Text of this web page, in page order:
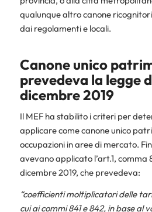
qualunque altro canone
dai regolamenti e locali.
Canone unico
prevedeva la legge
dicembre 2019
Il MEF ha stabilito i criteri per
applicare come canone unico
occupazioni in aree di mercato.
avevano applicato l’art.1, comma
dicembre 2019, che prevedeva:
“coefficienti moltiplicatori delle
cui ai commi 841 e 842, in base al